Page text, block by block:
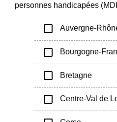
personnes handicapées
check_box_outline_blank Auvergne-
check_box_outline_blank Bourgogne-
check_box_outline_blank Bretagne
check_box_outline_blank Centre-Val de